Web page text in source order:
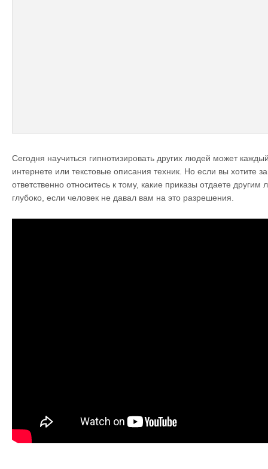
Сегодня научиться гипнотизировать других людей может
интернете или текстовые описания техник. Но если вы хотите
ответственно относитесь к тому, какие приказы отдаете
глубоко, если человек не давал вам на это разрешения.